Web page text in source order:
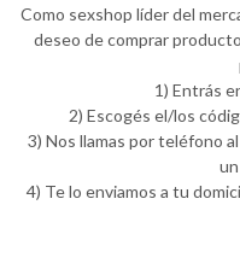
Como sexshop líder del
deseo de comprar
1) Entrás
2) Escogés el/los
3) Nos llamas por teléfono
4) Te lo enviamos a tu